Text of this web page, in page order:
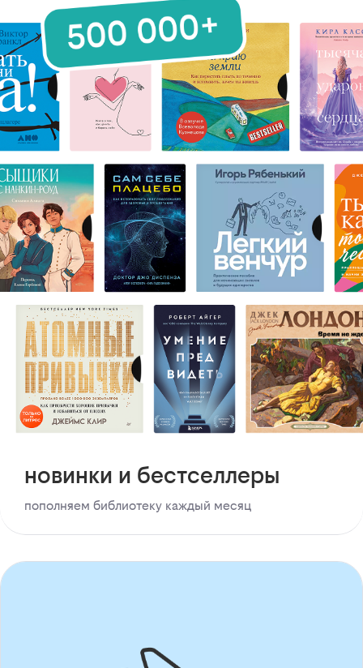
новинки и бестселлеры
пополняем библиотеку каждый месяц